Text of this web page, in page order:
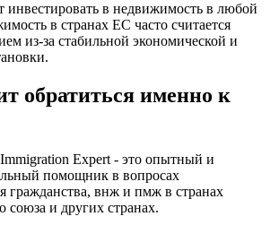
инвестировать в недвижимость в любой
в странах ЕС часто считается
из-за стабильной экономической и
обратиться именно к
Expert - это опытный и
помощник в вопросах
гражданства, внж и пмж в странах
союза и других странах.